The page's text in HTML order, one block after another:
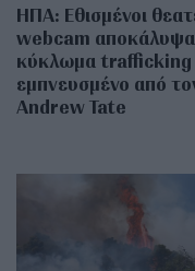
ΗΠΑ: Εθισμένοι
webcam
κύκλωμα trafficking
εμπνευσμένο από
Andrew Tate